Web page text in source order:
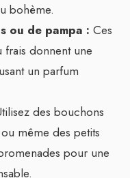
bohème.
ou de pampa : Ces
frais donnent une
un parfum
des bouchons
même des petits
pour une